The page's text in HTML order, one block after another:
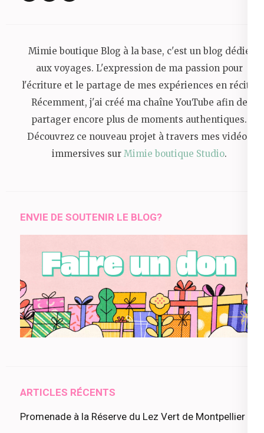
Mimie boutique Blog à la base, c'est un blog dédié
aux voyages. L'expression de ma passion pour
l'écriture et le partage de mes expériences en récits.
Récemment, j'ai créé ma chaîne YouTube afin de
partager encore plus de moments authentiques.
Découvrez ce nouveau projet à travers mes vidéos
immersives sur Mimie boutique Studio.
ENVIE DE SOUTENIR LE BLOG?
ARTICLES RÉCENTS
Promenade à la Réserve du Lez Vert de Montpellier